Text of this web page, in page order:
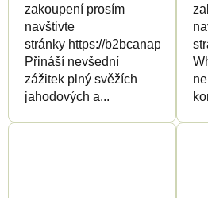
zakoupení prosím
navštivte
stránky https://b2bcanapuff.com/
Přináší nevšední
zážitek plný svěžích
jahodových a...